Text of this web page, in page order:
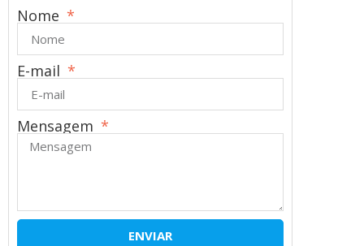
Nome
E-mail
Mensagem
ENVIAR